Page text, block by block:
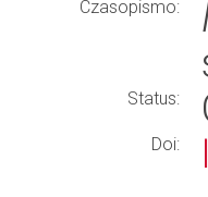
Czasopismo:
Status:
Doi: